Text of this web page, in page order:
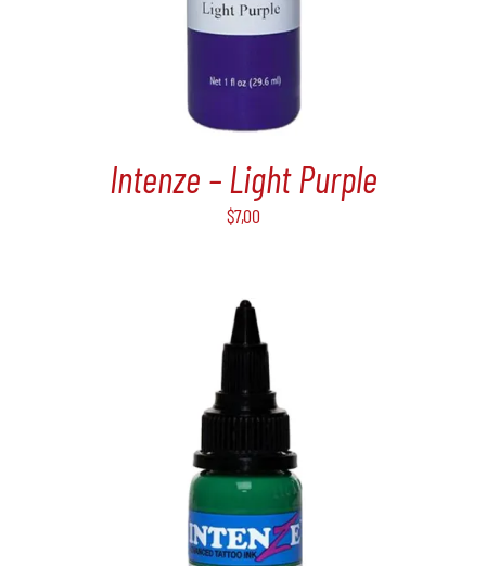
Intenze – Light Purple
$7,00